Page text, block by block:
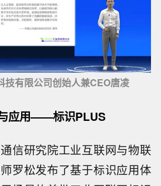
技有限公司创始人兼CEO唐凌
应用——标识PLUS
信研究院工业互联网与物联
罗松发布了基于标识应用体